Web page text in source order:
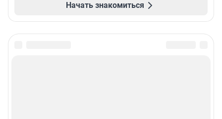
Начать знакомиться